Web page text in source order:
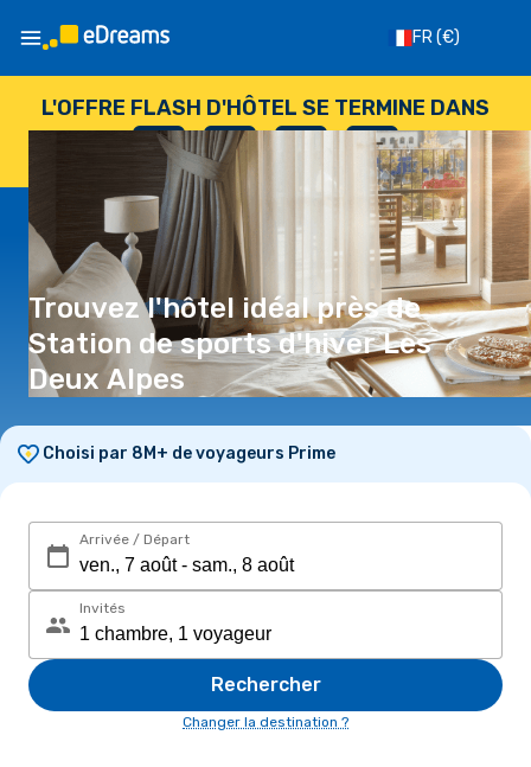
FR(€)
L'OFFRE FLASH D'HÔTEL SE TERMINE DANS
--
JOURS
: --
HEURES
: --
SECONDES
Trouvez l'hôtel idéal près de
Station de sports d'hiver Les
Deux Alpes
Choisi par 8M+ de voyageurs Prime
Arrivée / Départ
Invités
Rechercher
Changer la destination ?